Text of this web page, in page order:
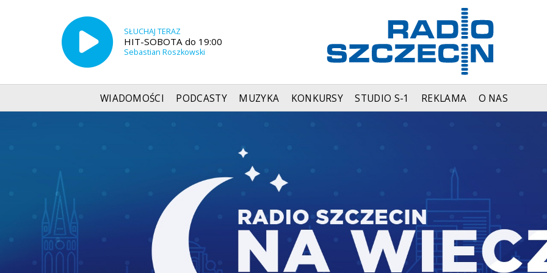
SŁUCHAJ TERAZ
HIT-SOBOTA do 19:00
Sebastian Roszkowski
WIADOMOŚCI PODCASTY MUZYKA KONKURSY STUDIO S-1 REKLAMA O NAS